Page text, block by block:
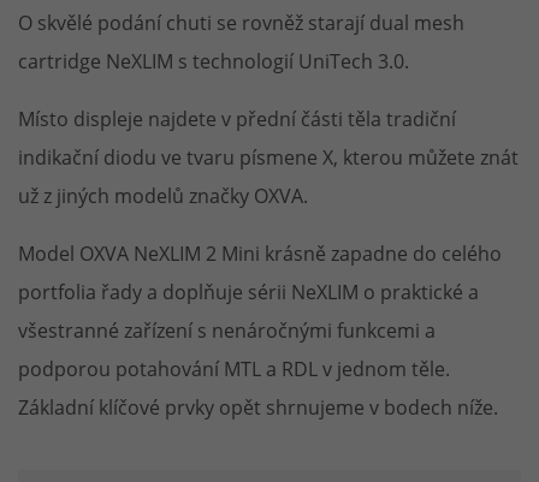
O skvělé podání chuti se rovněž starají dual mesh
cartridge NeXLIM s technologií UniTech 3.0.
Místo displeje najdete v přední části těla tradiční
indikační diodu ve tvaru písmene X, kterou můžete znát
už z jiných modelů značky OXVA.
Model OXVA NeXLIM 2 Mini krásně zapadne do celého
portfolia řady a doplňuje sérii NeXLIM o praktické a
všestranné zařízení s nenáročnými funkcemi a
podporou potahování MTL a RDL v jednom těle.
Základní klíčové prvky opět shrnujeme v bodech níže.